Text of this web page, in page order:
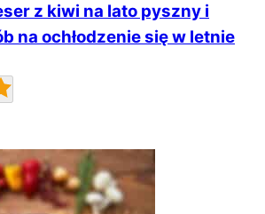
z kiwi na lato pyszny i
na ochłodzenie się w letnie